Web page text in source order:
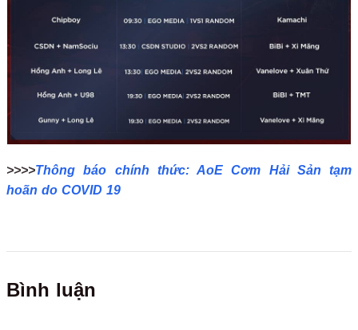
>>>>Thông báo chính thức: AoE Cơm Hải Sản tạm
hoãn do COVID 19
Bình luận